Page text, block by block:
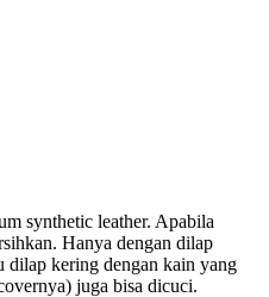
synthetic leather. Apabila
Hanya dengan dilap
dilap kering dengan kain yang
juga bisa dicuci.